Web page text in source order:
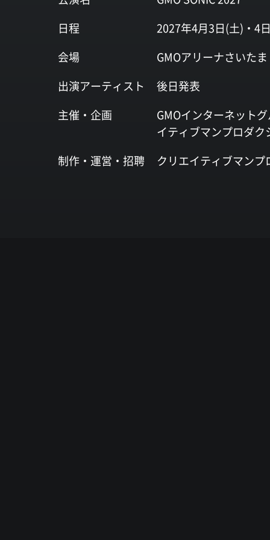
日程
2027年4月3日(土)・4
会場
GMOアリーナさいたま
出演アーティスト
後日発表
主催・企画
GMOインターネット
イティブマンプロダク
制作・運営・ 招聘 クリエイティブマンプ